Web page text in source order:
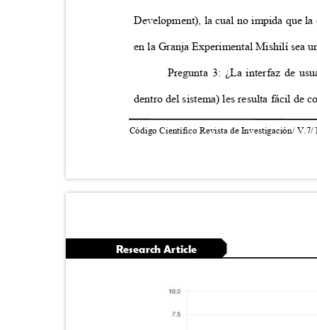
Development), la cual no impida que
en la Granja Experimental Mishilí sea
Pregunta 3: ¿La interfaz de
dentro del sistema) les resulta fácil de
Código Científico Revista de Investigación/
Research Article